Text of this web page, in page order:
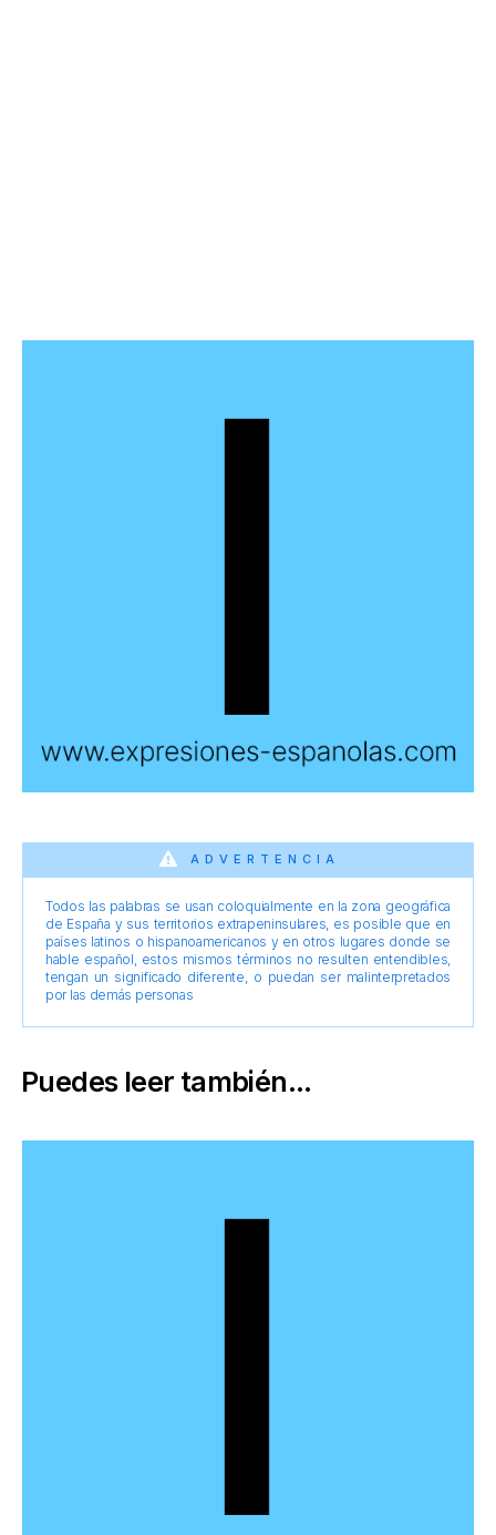
ADVERTENCIA
Todos las palabras se usan coloquialmente en la zona geográfica
de España y sus territorios extrapeninsulares, es posible que en
países latinos o hispanoamericanos y en otros lugares donde se
hable español, estos mismos términos no resulten entendibles,
tengan un significado diferente, o puedan ser malinterpretados
por las demás personas
Puedes leer también...